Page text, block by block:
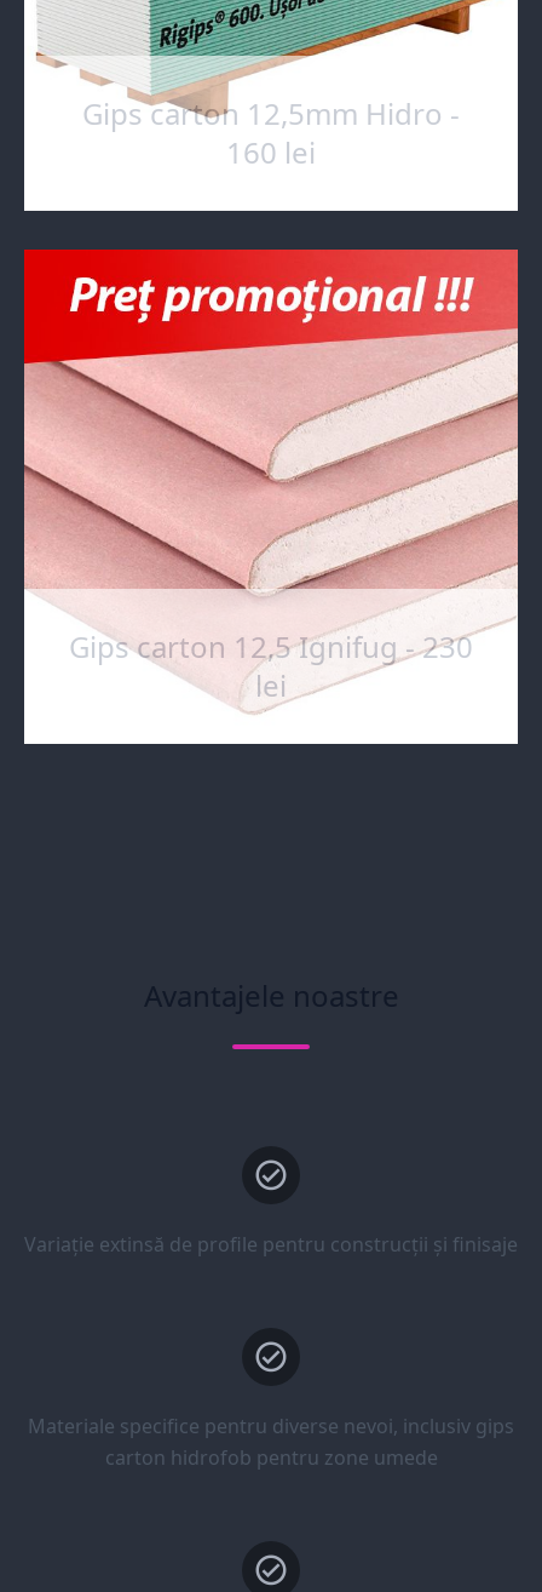
Gips carton 12,5mm Hidro -
160 lei
Gips carton 12,5 Ignifug - 230
lei
Avantajele noastre
Variație extinsă de profile pentru construcții și finisaje
Materiale specifice pentru diverse nevoi, inclusiv gips
carton hidrofob pentru zone umede